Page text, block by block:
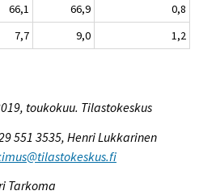
66,1 66,9
0,8
7,7 9,0 1,2
toukokuu. Tilastokeskus
551 3535, Henri Lukkarinen
Tarkoma